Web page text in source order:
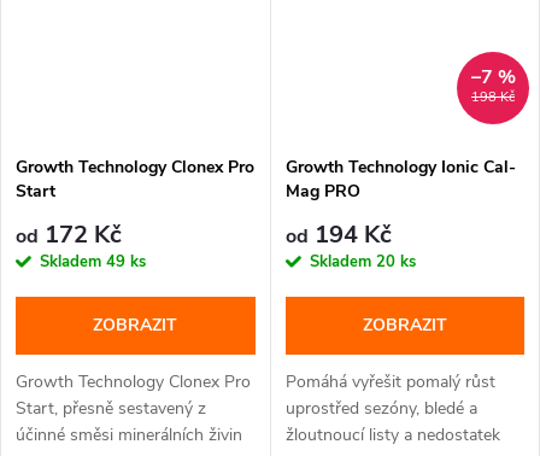
Growth Technology Clonex Pro
Start
od 172 Kč
Skladem 49 ks
ZOBRAZIT
Growth Technology Clonex Pro
Start, přesně sestavený z
účinné směsi minerálních živin
198 Kč
–7 %
Growth Technology Ionic Cal-
Mag PRO
od 194 Kč
Skladem 20 ks
ZOBRAZIT
Pomáhá vyřešit pomalý růst
uprostřed sezóny, bledé a
žloutnoucí listy a nedostatek